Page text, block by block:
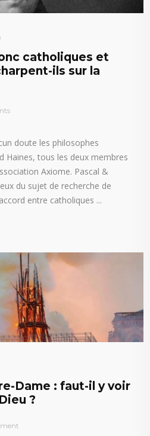
catholiques et
ils sur la
doute les philosophes
Haines, tous les deux membres
Axiome. Pascal &
du sujet de recherche de
entre catholiques
Dame : faut-il y voir
?